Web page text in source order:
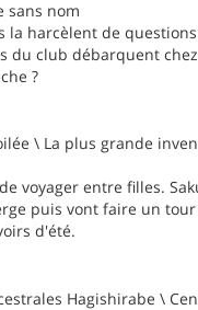
sans nom
harcèlent de
du club débarquent
?
\ La plus grande
voyager entre filles.
puis vont faire un tour
d'été.
Hagishirabe \